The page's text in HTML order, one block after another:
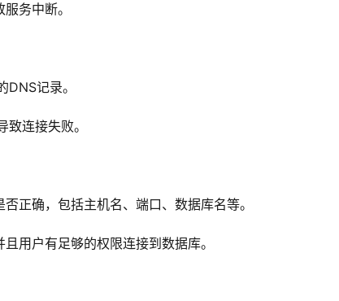
务中断。
记录。
连接失败。
正确，包括主机名、端口、数据库名等。
用户有足够的权限连接到数据库。